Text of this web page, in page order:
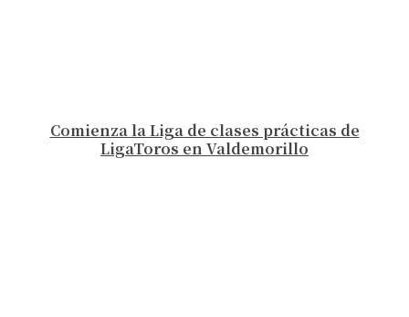
Comienza la Liga de clases prácticas de
LigaToros en Valdemorillo